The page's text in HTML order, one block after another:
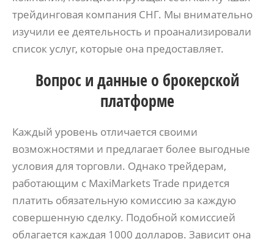
трейдинговая компания СНГ. Мы внимательно
изучили ее деятельность и проанализировали
список услуг, которые она предоставляет.
Вопрос и данные о брокерской
платформе
Каждый уровень отличается своими
возможностями и предлагает более выгодные
условия для торговли. Однако трейдерам,
работающим с MaxiMarkets Trade придется
платить обязательную комиссию за каждую
совершенную сделку. Подобной комиссией
облагается каждая 1000 долларов. Зависит она